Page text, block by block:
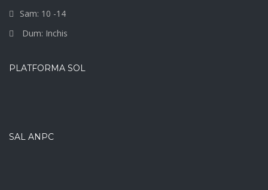
Sam: 10 -14
Dum: Inchis
PLATFORMA SOL
SAL ANPC